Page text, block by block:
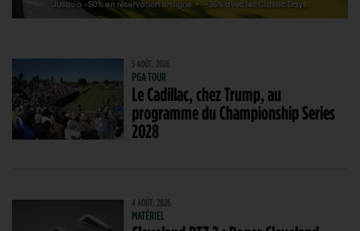
5 AOÛT. 2026
PGA TOUR
Le Cadillac, chez Trump, au
programme du Championship Series
2028
4 AOÛT. 2026
MATÉRIEL